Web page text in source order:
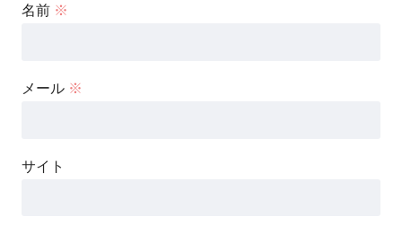
名前 ※
メール ※
サイト